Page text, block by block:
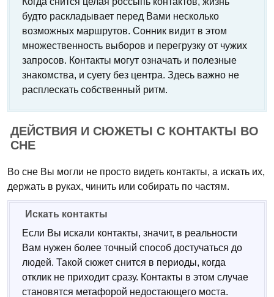
будто раскладывает перед Вами несколько
возможных маршрутов. Сонник видит в этом
множественность выборов и перегрузку от чужих
запросов. Контакты могут означать и полезные
знакомства, и суету без центра. Здесь важно не
расплескать собственный ритм.
ДЕЙСТВИЯ И СЮЖЕТЫ С КОНТАКТЫ ВО
СНЕ
Во сне Вы могли не просто видеть контакты, а искать их,
держать в руках, чинить или собирать по частям.
Искать контакты
Если Вы искали контакты, значит, в реальности
Вам нужен более точный способ достучаться до
людей. Такой сюжет снится в периоды, когда
отклик не приходит сразу. Контакты в этом случае
становятся метафорой недостающего моста.